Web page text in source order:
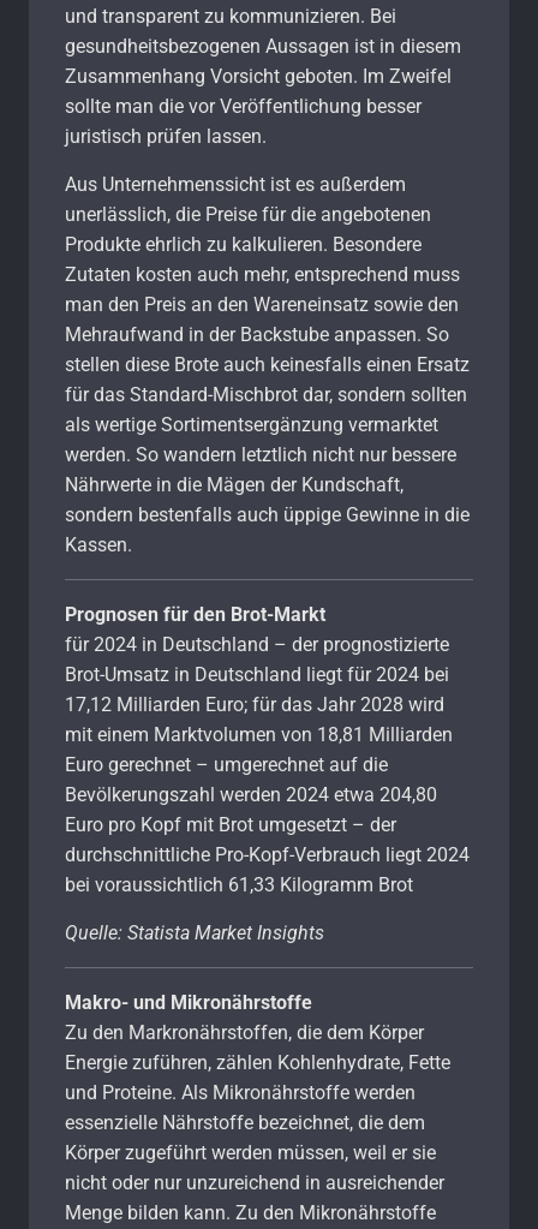
und transparent zu kommunizieren. Bei
gesundheitsbezogenen Aussagen ist in diesem
Zusammenhang Vorsicht geboten. Im Zweifel
sollte man die vor Veröffentlichung besser
juristisch prüfen lassen.
Aus Unternehmenssicht ist es außerdem
unerlässlich, die Preise für die angebotenen
Produkte ehrlich zu kalkulieren. Besondere
Zutaten kosten auch mehr, entsprechend muss
man den Preis an den Wareneinsatz sowie den
Mehraufwand in der Backstube anpassen. So
stellen diese Brote auch keinesfalls einen Ersatz
für das Standard-Mischbrot dar, sondern sollten
als wertige Sortimentsergänzung vermarktet
werden. So wandern letztlich nicht nur bessere
Nährwerte in die Mägen der Kundschaft,
sondern bestenfalls auch üppige Gewinne in die
Kassen.
Prognosen für den Brot-Markt
für 2024 in Deutschland – der prognostizierte
Brot-Umsatz in Deutschland liegt für 2024 bei
17,12 Milliarden Euro; für das Jahr 2028 wird
mit einem Marktvolumen von 18,81 Milliarden
Euro gerechnet – umgerechnet auf die
Bevölkerungszahl werden 2024 etwa 204,80
Euro pro Kopf mit Brot umgesetzt – der
durchschnittliche Pro-Kopf-Verbrauch liegt 2024
bei voraussichtlich 61,33 Kilogramm Brot
Quelle: Statista Market Insights
Makro- und Mikronährstoffe
Zu den Markronährstoffen, die dem Körper
Energie zuführen, zählen Kohlenhydrate, Fette
und Proteine. Als Mikronährstoffe werden
essenzielle Nährstoffe bezeichnet, die dem
Körper zugeführt werden müssen, weil er sie
nicht oder nur unzureichend in ausreichender
Menge bilden kann. Zu den Mikronährstoffe